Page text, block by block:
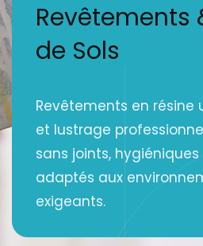
Revêtements
de Sols
Revêtements en
et lustrage
sans joints,
adaptés aux
exigeants.